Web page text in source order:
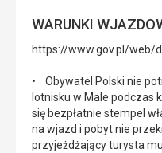
WARUNKI
https://www.gov.pl/web/
• Obywatel Polski nie
lotnisku w Male podczas
się bezpłatnie stempel
na wjazd i pobyt nie
przyjeżdżający turysta